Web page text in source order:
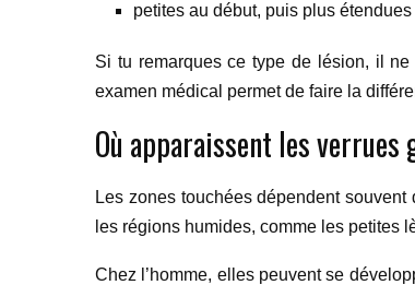
petites au début, puis plus
Si tu remarques ce type de lésion, il ne
examen médical permet de faire la
Où apparaissent les verrues
Les zones touchées dépendent
les régions humides, comme les petites
Chez l’homme, elles peuvent se